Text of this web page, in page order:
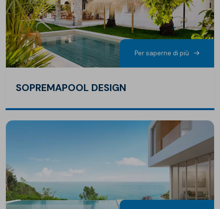
Per saperne di più
SOPREMAPOOL DESIGN